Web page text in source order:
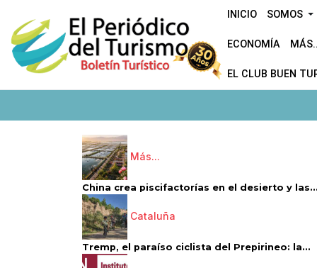
INICIO SOMOS
ECONOMÍA
EL CLUB BUEN
Más...
China crea piscifactorías en el desierto y las...
Cataluña
Tremp, el paraíso ciclista del Prepirineo: la...